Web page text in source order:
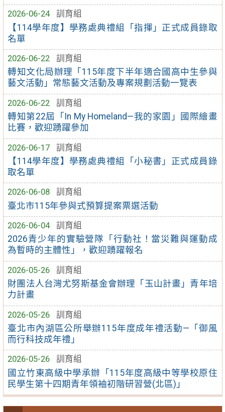
2026-06-24
訓育組
【114學年度】學務處典禮組「指揮」正式成員錄取
名單
2026-06-22
訓育組
轉知文化局辦理「115年度下半年適合國高中生參與
藝文活動」常態藝文活動及專案規劃活動一覽表
2026-06-22
訓育組
轉知第22屆「In My Homeland—我的家園」國際繪畫
比賽，歡迎踴躍參加
2026-06-17
訓育組
【114學年度】學務處典禮組「小秘書」正式成員錄
取名單
2026-06-08
訓育組
臺北市115年參與式預算提案票選活動
2026-06-04
訓育組
2026青少年的實驗營隊「行動社！當災難與運動成
為暫時的主體性」，歡迎踴躍報名
2026-05-26
訓育組
財團法人台灣尤努斯基金會辦理「玉山計畫」青年培
力計畫
2026-05-26
訓育組
臺北市內湖區公所舉辦115年度成年禮活動—「御風
而行科技成年禮」
2026-05-26
訓育組
國立竹東高級中學承辦「115年度高級中等學校原住
民學生第十四期青年領袖初階研習營(北區)」